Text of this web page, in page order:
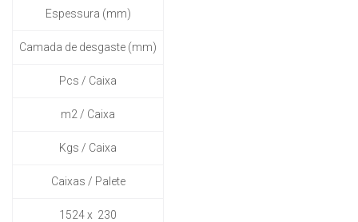
Espessura (mm)
Camada de desgaste (mm)
Pcs / Caixa
m2 / Caixa
Kgs / Caixa
Caixas / Palete
1524 x 230